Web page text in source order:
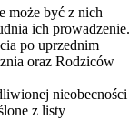
może być z nich
ich prowadzenie.
po uprzednim
oraz Rodziców
nieobecności
z listy